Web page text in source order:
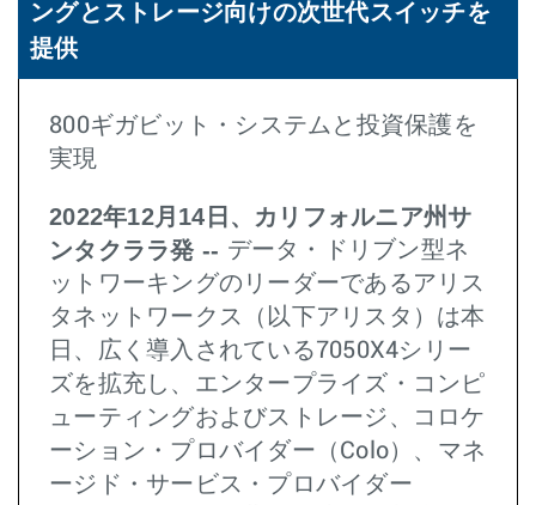
ングとストレージ向けの次世代スイッチを
提供
800ギガビット・システムと投資保護を
実現
2022年12月14日、カリフォルニア州サ
ンタクララ発 -- データ・ドリブン型ネ
ットワーキングのリーダーであるアリス
タネットワークス（以下アリスタ）は本
日、広く導入されている7050X4シリー
ズを拡充し、エンタープライズ・コンピ
ューティングおよびストレージ、コロケ
ーション・プロバイダー（Colo）、マネ
ージド・サービス・プロバイダー